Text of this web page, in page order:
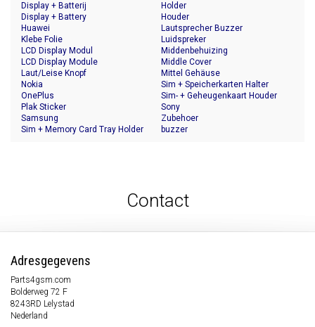
Display + Batterij
Display + Battery
Holder
Houder
Huawei
Klebe Folie
LCD Display Modul
LCD Display Module
Laut/Leise Knopf
Lautsprecher Buzzer
Luidspreker
Middenbehuizing
Middle Cover
Mittel Gehäuse
Nokia
OnePlus
Plak Sticker
Samsung
Sim + Memory Card Tray Holder
Sim + Speicherkarten Halter
Sim- + Geheugenkaart Houder
Sony
Zubehoer
buzzer
Contact
Adresgegevens
Parts4gsm.com
Bolderweg 72 F
8243RD Lelystad
Nederland